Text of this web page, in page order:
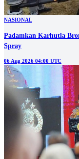
NASIONAL
Padamkan Karhutla
Spray
06 Aug 2026 04:00 UTC